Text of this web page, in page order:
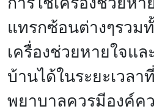
แทรกซ้อนต่างๆรวม
เครื่องช่วยหายใจแ
บ้านได้ในระยะเวลา
พยาบาลควรมีองค์ค